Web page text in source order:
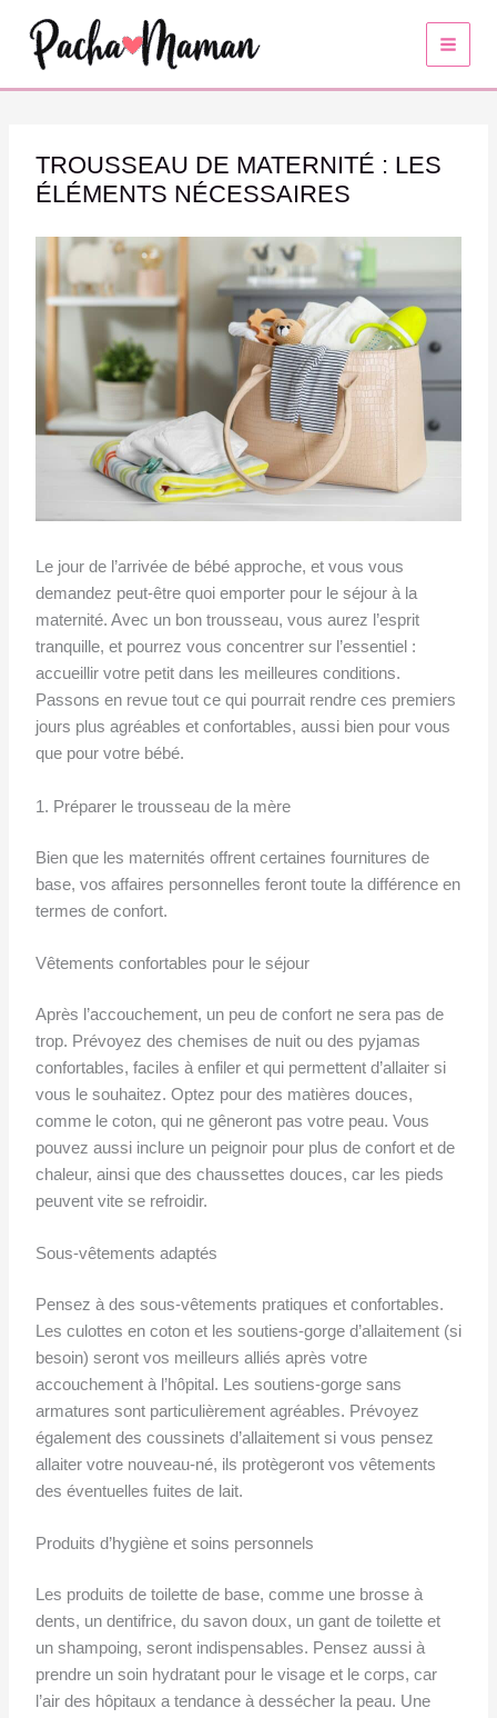
contenu
TROUSSEAU DE MATERNITÉ : LES
ÉLÉMENTS NÉCESSAIRES
Le jour de l’arrivée de bébé approche, et vous vous
demandez peut-être quoi emporter pour le séjour à la
maternité. Avec un bon trousseau, vous aurez l’esprit
tranquille, et pourrez vous concentrer sur l’essentiel :
accueillir votre petit dans les meilleures conditions.
Passons en revue tout ce qui pourrait rendre ces premiers
jours plus agréables et confortables, aussi bien pour vous
que pour votre bébé.
1. Préparer le trousseau de la mère
Bien que les maternités offrent certaines fournitures de
base, vos affaires personnelles feront toute la différence en
termes de confort.
Vêtements confortables pour le séjour
Après l’accouchement, un peu de confort ne sera pas de
trop. Prévoyez des chemises de nuit ou des pyjamas
confortables, faciles à enfiler et qui permettent d’allaiter si
vous le souhaitez. Optez pour des matières douces,
comme le coton, qui ne gêneront pas votre peau. Vous
pouvez aussi inclure un peignoir pour plus de confort et de
chaleur, ainsi que des chaussettes douces, car les pieds
peuvent vite se refroidir.
Sous-vêtements adaptés
Pensez à des sous-vêtements pratiques et confortables.
Les culottes en coton et les soutiens-gorge d’allaitement (si
besoin) seront vos meilleurs alliés après votre
accouchement à l’hôpital. Les soutiens-gorge sans
armatures sont particulièrement agréables. Prévoyez
également des coussinets d’allaitement si vous pensez
allaiter votre nouveau-né, ils protègeront vos vêtements
des éventuelles fuites de lait.
Produits d’hygiène et soins personnels
Les produits de toilette de base, comme une brosse à
dents, un dentifrice, du savon doux, un gant de toilette et
un shampoing, seront indispensables. Pensez aussi à
prendre un soin hydratant pour le visage et le corps, car
l’air des hôpitaux a tendance à dessécher la peau. Une